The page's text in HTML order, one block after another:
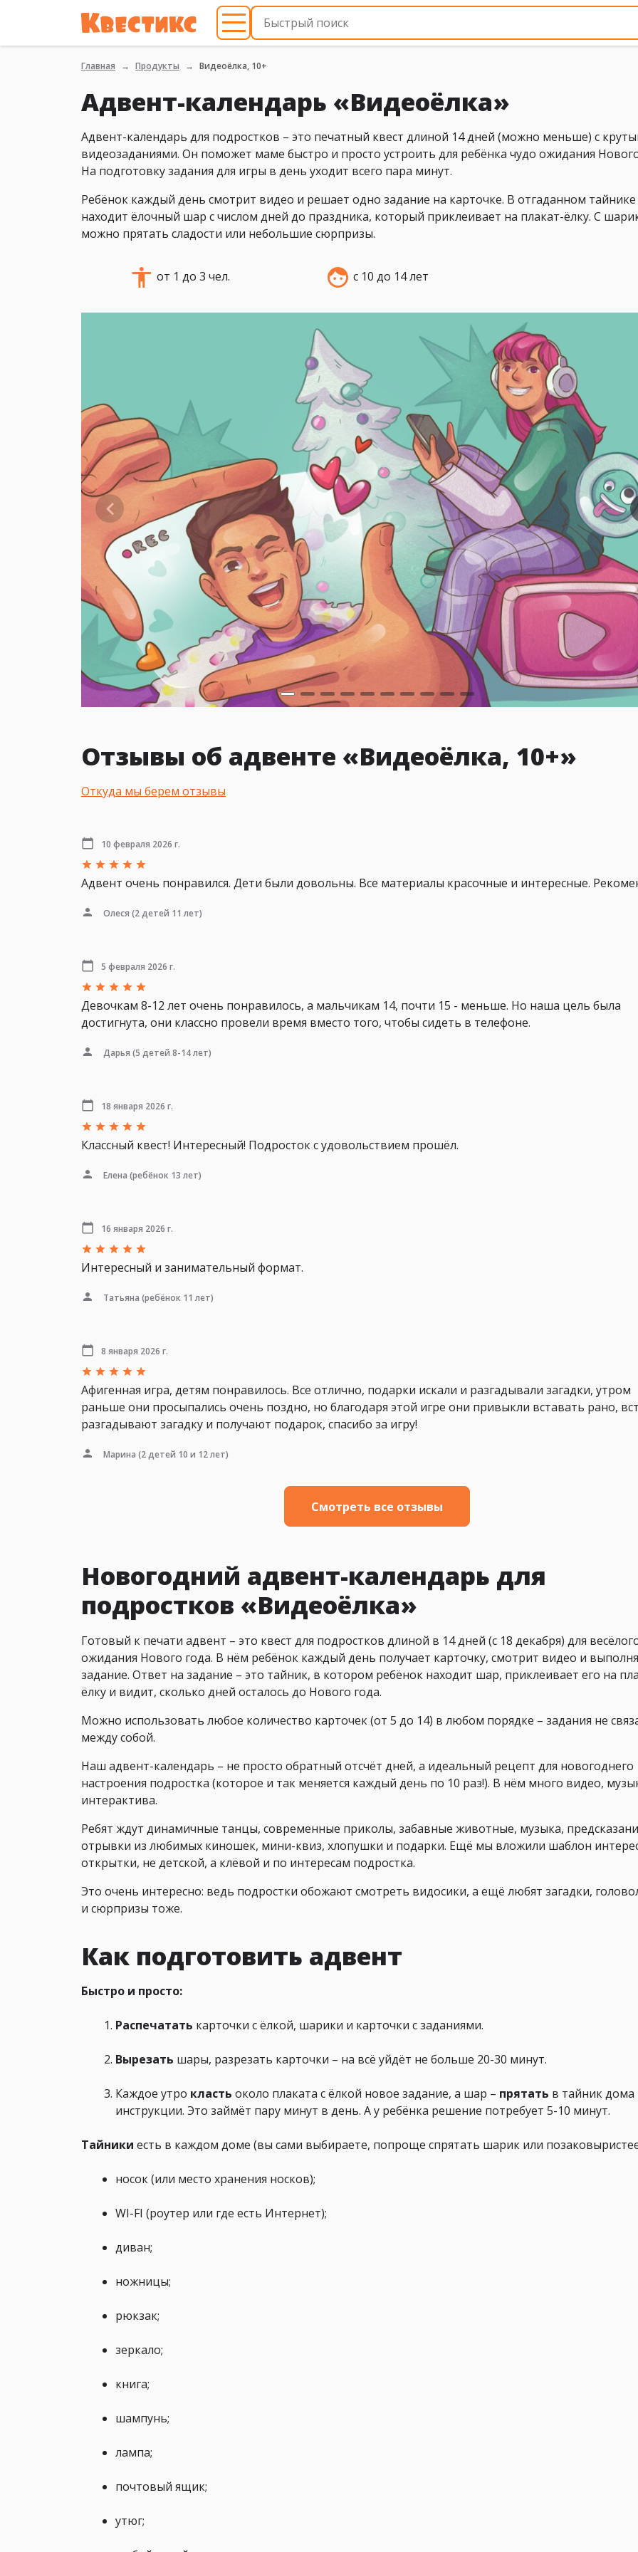
Главная Продукты Видеоёлка, 10+
Адвент-календарь «Видеоёлка»
Адвент-календарь для подростков – это печатный квест длиной 14 дней (можно меньше) с
видеозаданиями. Он поможет маме быстро и просто устроить для ребёнка чудо ожидания
На подготовку задания для игры в день уходит всего пара минут.
Ребёнок каждый день смотрит видео и решает одно задание на карточке. В отгаданном тайнике
находит ёлочный шар с числом дней до праздника, который приклеивает на плакат-ёлку. С
можно прятать сладости или небольшие сюрпризы.
от 1 до 3 чел. с 10 до 14 лет
Отзывы об адвенте «Видеоёлка, 10+»
Откуда мы берем отзывы
10 февраля 2026 г.
Адвент очень понравился. Дети были довольны. Все материалы красочные и интересные.
Олеся (2 детей 11 лет)
5 февраля 2026 г.
Девочкам 8-12 лет очень понравилось, а мальчикам 14, почти 15 - меньше. Но наша цель была
достигнута, они классно провели время вместо того, чтобы сидеть в телефоне.
Дарья (5 детей 8-14 лет)
18 января 2026 г.
Классный квест! Интересный! Подросток с удовольствием прошёл.
Елена (ребёнок 13 лет)
16 января 2026 г.
Интересный и занимательный формат.
Татьяна (ребёнок 11 лет)
8 января 2026 г.
Афигенная игра, детям понравилось. Все отлично, подарки искали и разгадывали загадки, утром
раньше они просыпались очень поздно, но благодаря этой игре они привыкли вставать рано,
разгадывают загадку и получают подарок, спасибо за игру!
Марина (2 детей 10 и 12 лет)
Смотреть все отзывы
Новогодний адвент-календарь для
подростков «Видеоёлка»
Готовый к печати адвент – это квест для подростков длиной в 14 дней (с 18 декабря) для
ожидания Нового года. В нём ребёнок каждый день получает карточку, смотрит видео и
задание. Ответ на задание – это тайник, в котором ребёнок находит шар, приклеивает его на
ёлку и видит, сколько дней осталось до Нового года.
Можно использовать любое количество карточек (от 5 до 14) в любом порядке – задания не
между собой.
Наш адвент-календарь – не просто обратный отсчёт дней, а идеальный рецепт для новогоднего
настроения подростка (которое и так меняется каждый день по 10 раз!). В нём много видео,
интерактива.
Ребят ждут динамичные танцы, современные приколы, забавные животные, музыка,
отрывки из любимых киношек, мини-квиз, хлопушки и подарки. Ещё мы вложили шаблон
открытки, не детской, а клёвой и по интересам подростка.
Это очень интересно: ведь подростки обожают смотреть видосики, а ещё любят загадки,
и сюрпризы тоже.
Как подготовить адвент
Быстро и просто:
Распечатать карточки с ёлкой, шарики и карточки с заданиями.
Вырезать шары, разрезать карточки – на всё уйдёт не больше 20-30 минут.
Каждое утро класть около плаката с ёлкой новое задание, а шар – прятать в тайник дома
инструкции. Это займёт пару минут в день. А у ребёнка решение потребует 5-10 минут.
Тайники есть в каждом доме (вы сами выбираете, попроще спрятать шарик или
носок (или место хранения носков);
WI-FI (роутер или где есть Интернет);
диван;
ножницы;
рюкзак;
зеркало;
книга;
шампунь;
лампа;
почтовый ящик;
утюг;